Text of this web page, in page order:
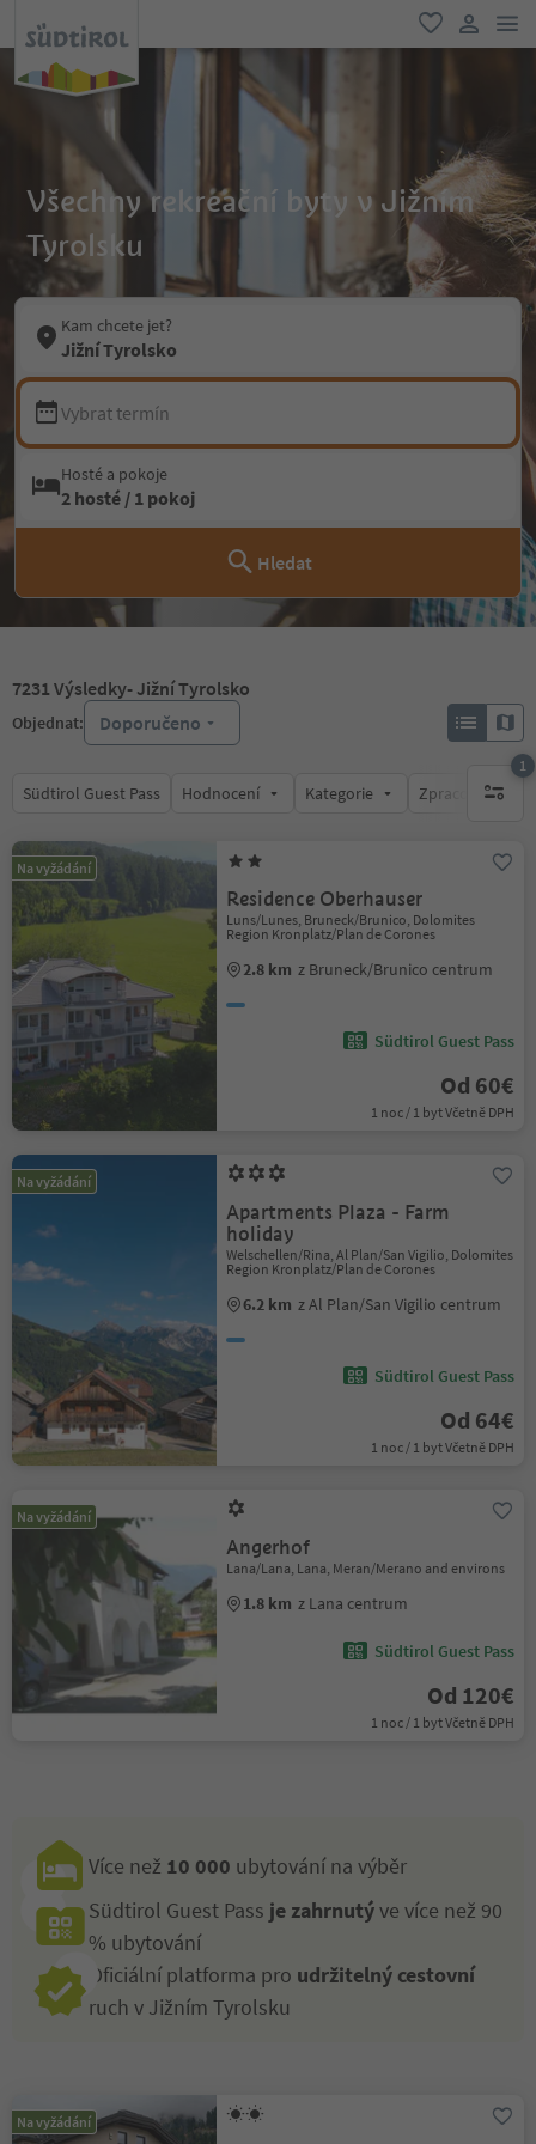
oblíbené
Všechny rekreační byty v Jižním
Tyrolsku
Kam chcete jet?
Jižní Tyrolsko
Vybrat termín
Hosté a pokoje
2 hosté / 1 pokoj
Hledat
7231 Výsledky- Jižní Tyrolsko
Objednat: Doporučeno
Südtirol Guest Pass Hodnocení Kategorie Zpracovává
1
1
Na vyžádání
Residence Oberhauser
Luns/Lunes, Bruneck/Brunico, Dolomites
Region Kronplatz/Plan de Corones
2.8 km z Bruneck/Brunico centrum
Südtirol Guest Pass
Od 60€
1 noc / 1 byt Včetně DPH
Na vyžádání
Apartments Plaza - Farm
holiday
Welschellen/Rina, Al Plan/San Vigilio, Dolomites
Region Kronplatz/Plan de Corones
6.2 km z Al Plan/San Vigilio centrum
Südtirol Guest Pass
Od 64€
1 noc / 1 byt Včetně DPH
Na vyžádání
Angerhof
Lana/Lana, Lana, Meran/Merano and environs
1.8 km z Lana centrum
Südtirol Guest Pass
Od 120€
1 noc / 1 byt Včetně DPH
Více než 10 000 ubytování na výběr
Südtirol Guest Pass je zahrnutýve více než 90
% ubytování
Oficiální platforma pro udržitelný cestovní
ruch v Jižním Tyrolsku
Na vyžádání